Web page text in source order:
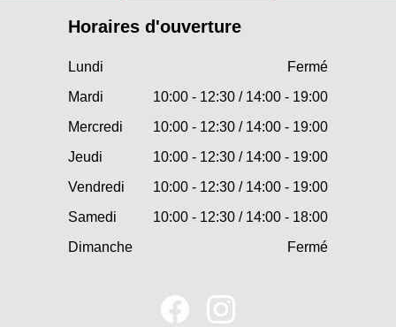
Horaires d'ouverture
Lundi
Fermé
Mardi
10:00 - 12:30 / 14:00 - 19:00
Mercredi
10:00 - 12:30 / 14:00 - 19:00
Jeudi
10:00 - 12:30 / 14:00 - 19:00
Vendredi
10:00 - 12:30 / 14:00 - 19:00
Samedi
10:00 - 12:30 / 14:00 - 18:00
Dimanche
Fermé